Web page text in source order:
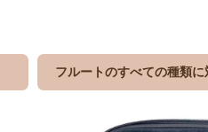
フルートのすべての種類に